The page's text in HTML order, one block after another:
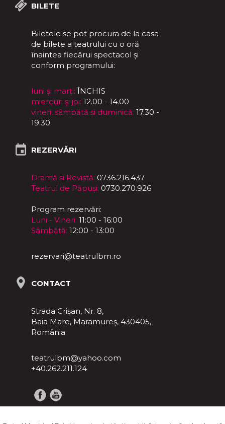
BILETE
Biletele se pot procura de la casa
de bilete a teatrului cu o oră
înaintea fiecărui spectacol și
conform programului:
luni și marți: ÎNCHIS
miercuri și joi: 12.00 - 14.00
vineri, sâmbătă și duminică: 17.30 -
19.30
REZERVĂRI
Dramă și Revistă: 0736.216.437
Teatrul de Păpuși: 0730.270.926
Program rezervări:
Luni - Vineri: 11:00 - 16:00
Sâmbătă: 12:00 - 13:00
rezervari@teatrulbm.ro
CONTACT
Strada Crișan, Nr. 8,
Baia Mare, Maramureş, 430405,
România
teatrulbm@yahoo.com
+40.262.211.124